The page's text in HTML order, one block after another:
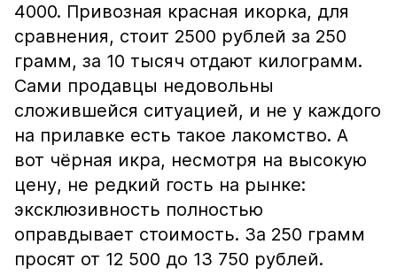
4000. Привозная красная икорка, для
сравнения, стоит 2500 рублей за 250
грамм, за 10 тысяч отдают килограмм.
Сами продавцы недовольны
сложившейся ситуацией, и не у каждого
на прилавке есть такое лакомство. А
вот чёрная икра, несмотря на высокую
цену, не редкий гость на рынке:
эксклюзивность полностью
оправдывает стоимость. За 250 грамм
просят от 12 500 до 13 750 рублей.